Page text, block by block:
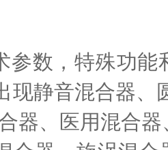
参数，特殊功能
现静音混合器、
器、医用混合